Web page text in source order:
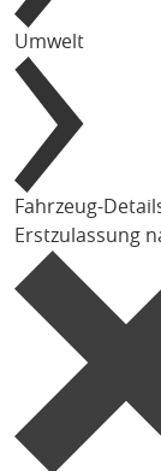
Umwelt
Fahrzeug-
Erstzulassung